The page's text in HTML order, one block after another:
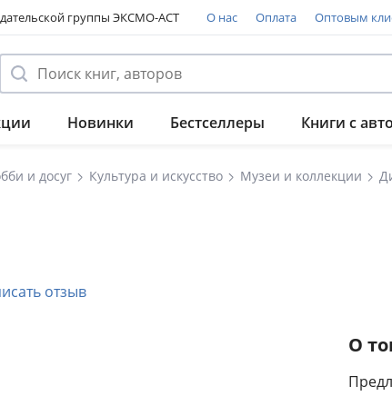
группы ЭКСМО-АСТ О нас Оплата Оптовым
Новинки Бестселлеры Книги с
и досуг Культура и искусство Музеи и коллекции
отзыв
О